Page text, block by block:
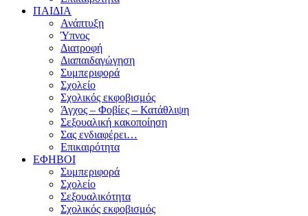
ΠΑΙΔΙΑ
Ανάπτυξη
Ύπνος
Διατροφή
Διαπαιδαγώγηση
Συμπεριφορά
Σχολείο
Σχολικός εκφοβισμός
Άγχος – Φοβίες – Κατάθλιψη
Σεξουαλική κακοποίηση
Σας ενδιαφέρει…
Επικαιρότητα
ΕΦΗΒΟΙ
Συμπεριφορά
Σχολείο
Σεξουαλικότητα
Σχολικός εκφοβισμός